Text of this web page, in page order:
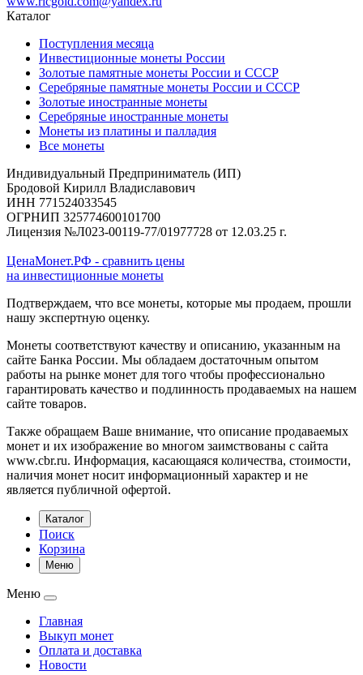
Каталог
Поступления месяца
Инвестиционные монеты России
Золотые памятные монеты России и СССР
Серебряные памятные монеты России и СССР
Золотые иностранные монеты
Серебряные иностранные монеты
Монеты из платины и палладия
Все монеты
Индивидуальный Предприниматель (ИП)
Бродовой Кирилл Владиславович
ИНН 771524033545
ОГРНИП 325774600101700
Лицензия №Л023-00119-77/01977728 от 12.03.25 г.
ЦенаМонет.РФ - сравнить цены
на инвестиционные монеты
Подтверждаем, что все монеты, которые мы продаем, прошли
нашу экспертную оценку.
Монеты соответствуют качеству и описанию, указанным на
сайте Банка России. Мы обладаем достаточным опытом
работы на рынке монет для того чтобы профессионально
гарантировать качество и подлинность продаваемых на нашем
сайте товаров.
Также обращаем Ваше внимание, что описание продаваемых
монет и их изображение во многом заимствованы с сайта
www.cbr.ru. Информация, касающаяся количества, стоимости,
наличия монет носит информационный характер и не
является публичной офертой.
Каталог
Поиск
Корзина
Меню
Меню
Главная
Выкуп монет
Оплата и доставка
Новости